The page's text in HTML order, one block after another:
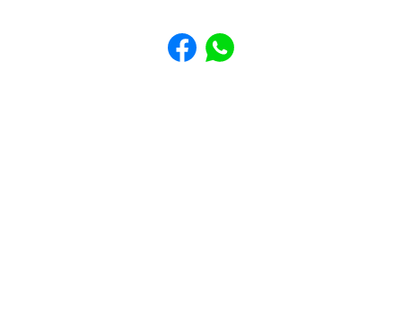
Share to Facebook
Share to WhatsApp